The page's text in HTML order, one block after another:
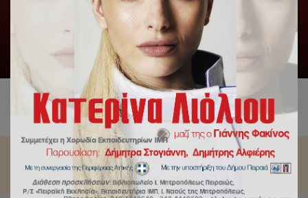
Αρχική Λατρευτική Ζωή / Το Μυστήριο του Ιερού
Ευχελαίου στο Αντικαρκινικό Νοσοκομείο ΜΕΤΑΞΑ από τον
Σεβασμιώτατο κ. Σεραφείμ.